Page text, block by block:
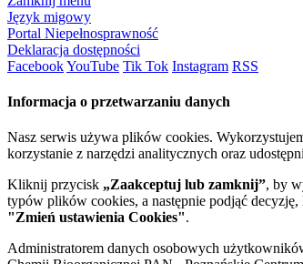
Język migowy
Portal Niepełnosprawność
Deklaracja dostępności
FacebookYouTube Tik Tok Instagram RSS
Informacja o przetwarzaniu danych
Nasz serwis używa plików cookies.
korzystanie z narzędzi analitycznych oraz
Kliknij przycisk „Zaakceptuj lub zamknij”, by
typów plików cookies, a następnie podjąć
"Zmień ustawienia Cookies".
Administratorem danych osobowych